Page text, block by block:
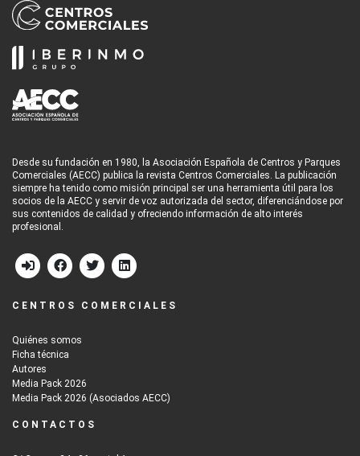
Desde su fundación en 1980, la Asociación Española de Centros y Parques
Comerciales (AECC) publica la revista Centros Comerciales. La publicación
siempre ha tenido como misión principal ser una herramienta útil para los
socios de la AECC y servir de voz autorizada del sector, diferenciándose por
sus contenidos de calidad y ofreciendo información de alto interés
profesional.
CENTROS COMERCIALES
Quiénes somos
Ficha técnica
Autores
Media Pack 2026
Media Pack 2026 (Asociados AECC)
CONTACTOS